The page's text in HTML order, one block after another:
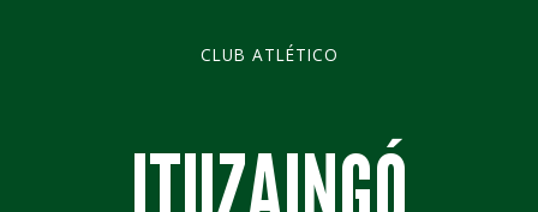
CLUB ATLÉTICO